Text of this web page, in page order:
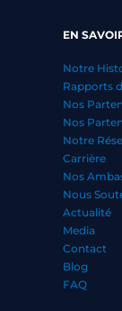
EN
Notre
Rapports
Nos
Nos
Notre
Carrière
Nos
Nous
Actualité
Media
Contact
Blog
FAQ